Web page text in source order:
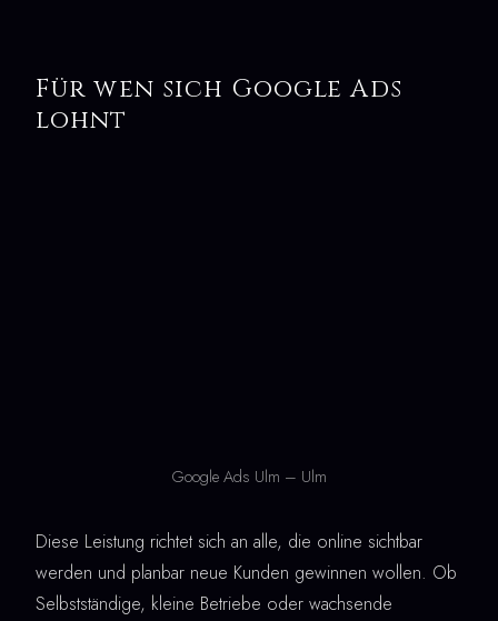
Für wen sich Google Ads
lohnt
Google Ads Ulm – Ulm
Diese Leistung richtet sich an alle, die online sichtbar
werden und planbar neue Kunden gewinnen wollen. Ob
Selbstständige, kleine Betriebe oder wachsende